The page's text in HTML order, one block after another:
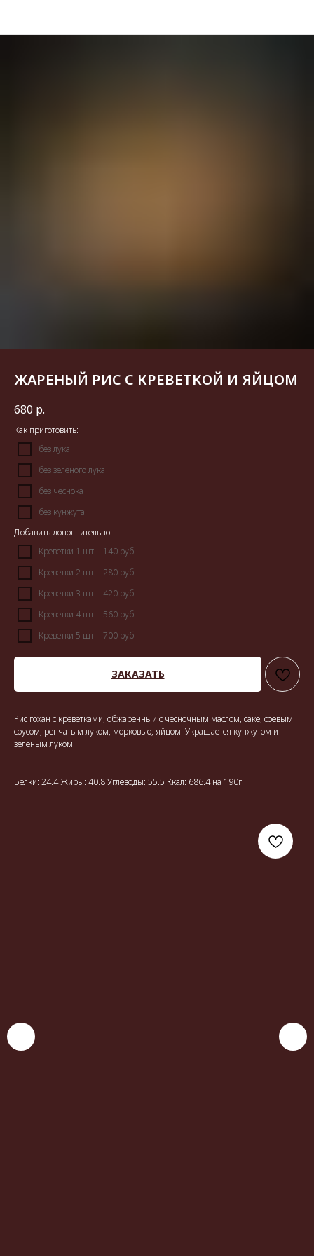
ЖАРЕНЫЙ РИС С КРЕВЕТКОЙ И ЯЙЦОМ
680 р.
Как приготовить:
без лука
без зеленого лука
без чеснока
без кунжута
Добавить дополнительно:
Креветки 1 шт. - 140 руб.
Креветки 2 шт. - 280 руб.
Креветки 3 шт. - 420 руб.
Креветки 4 шт. - 560 руб.
Креветки 5 шт. - 700 руб.
ЗАКАЗАТЬ
Рис гохан с креветками, обжаренный с чесночным маслом, саке, соевым
соусом, репчатым луком, морковью, яйцом. Украшается кунжутом и
зеленым луком
Белки: 24.4 Жиры: 40.8 Углеводы: 55.5 Ккал: 686.4 на 190г